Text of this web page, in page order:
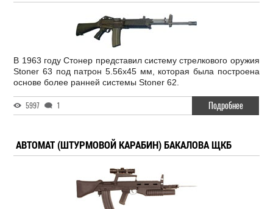
В 1963 году Стонер представил систему стрелкового оружия
Stoner 63 под патрон 5.56х45 мм, которая была построена
основе более ранней системы Stoner 62.
5997 1 Подробнее
АВТОМАТ (ШТУРМОВОЙ КАРАБИН) БАКАЛОВА ЩКБ